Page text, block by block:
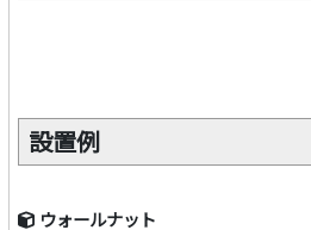
設置例
ウォールナット